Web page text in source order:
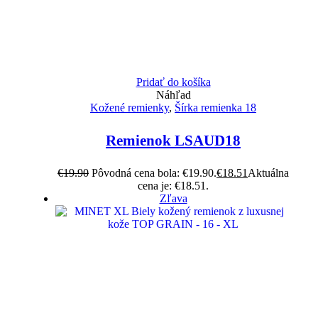
Pridať do košíka
Náhľad
Kožené remienky, Šírka remienka 18
Remienok LSAUD18
€19.90 Pôvodná cena bola: €19.90.€18.51 Aktuálna
cena je: €18.51.
Zľava